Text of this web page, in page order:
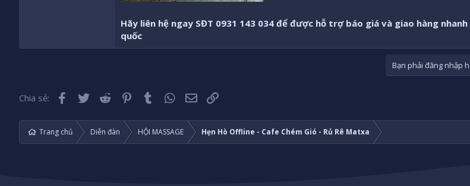
Hãy liên hệ ngay SĐT 0931 143 034 để được hỗ trợ báo giá và giao hàng
quốc
Bạn phải đăng nhập
Chia sẻ: Facebook
Twitter Reddit Pinterest
Tumblr WhatsApp
Email
Trang chủ Diễn đàn HỘI MASSAGE Hẹn Hò Offline - Cafe Chém Gió - Rủ Rê Matxa